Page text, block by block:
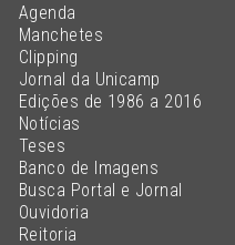
Agenda
Manchetes
Clipping
Jornal da Unicamp
Edições de 1986 a 2016
Notícias
Teses
Banco de Imagens
Busca Portal e Jornal
Ouvidoria
Reitoria